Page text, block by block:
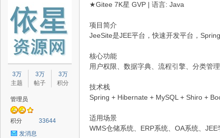
3万
主题
3万
帖子
3万
积分
管理员
积分
33644
发消息
★Gitee 7K星 GVP | 语言: Java
项目简介
JeeSite是JEE平台，快速开发平台，
核心功能
用户权限、数据字典、流程引擎、分类管
技术栈
Spring + Hibernate + MySQL + Shiro +
适用场景
WMS仓储系统、ERP系统、OA系统、